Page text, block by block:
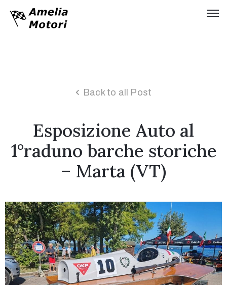
Idroplano
Moda
&
Motori
Press
Notizie
Back to all Post
Esposizione Auto al
1°raduno barche storiche
– Marta (VT)